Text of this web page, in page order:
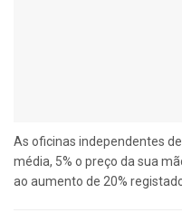
As oficinas independentes
média, 5% o preço da sua
ao aumento de 20%